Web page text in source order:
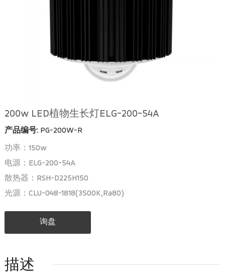
200w LED植物生长灯ELG-200-54A
产品编号:PG-200W-R
功率：150w
电源：ELG-200-54A
散热器：RSH-D225H150
光源：CLU-048-1818(3500K,Ra80)
询盘
描述